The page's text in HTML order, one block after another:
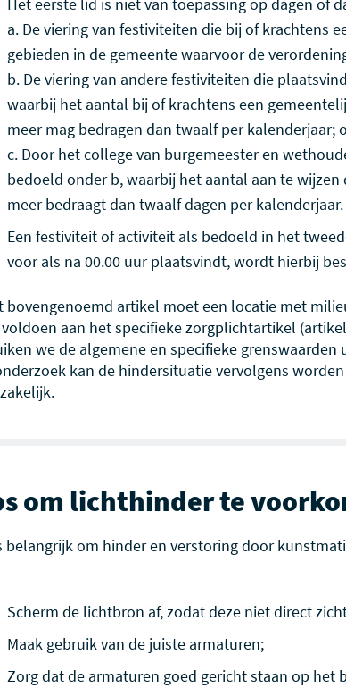
a. De viering van festiviteiten die bij of krachtens
gebieden in de gemeente waarvoor de
b. De viering van andere festiviteiten die
waarbij het aantal bij of krachtens een
meer mag bedragen dan twaalf per kalenderjaar;
c. Door het college van burgemeester en
bedoeld onder b, waarbij het aantal aan te
meer bedraagt dan twaalf dagen per kalenderjaar.
Een festiviteit of activiteit als bedoeld in het
voor als na 00.00 uur plaatsvindt, wordt hierbij
bovengenoemd artikel moet een locatie met
aan het specifieke zorgplichtartikel
we de algemene en specifieke
kan de hindersituatie vervolgens
om lichthinder te
belangrijk om hinder en verstoring door
Scherm de lichtbron af, zodat deze niet direct
Maak gebruik van de juiste armaturen;
Zorg dat de armaturen goed gericht staan op het